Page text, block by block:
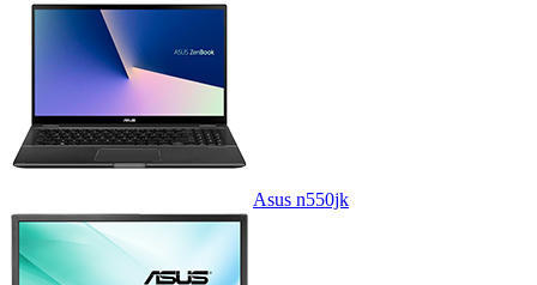
Asus n550jk